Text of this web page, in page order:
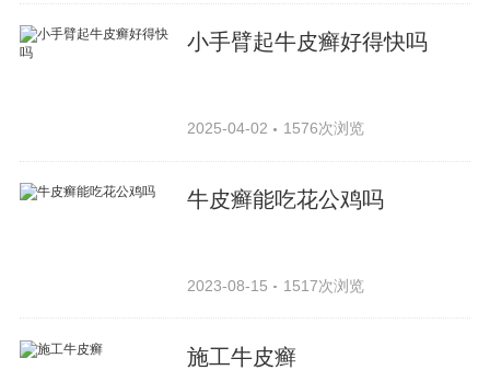
小手臂起牛皮癣好得快吗
2025-04-02 1576次浏览
牛皮癣能吃花公鸡吗
2023-08-15 1517次浏览
施工牛皮癣